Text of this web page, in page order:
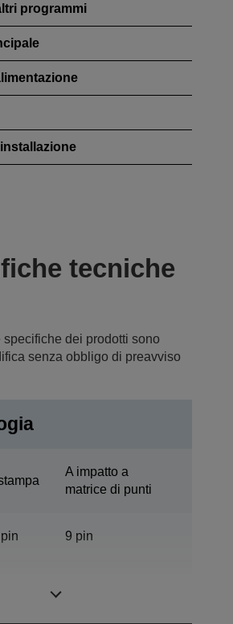
programmi
tecniche
specifiche dei prodotti sono
senza obbligo di preavviso
A impatto a
matrice di punti
9 pin